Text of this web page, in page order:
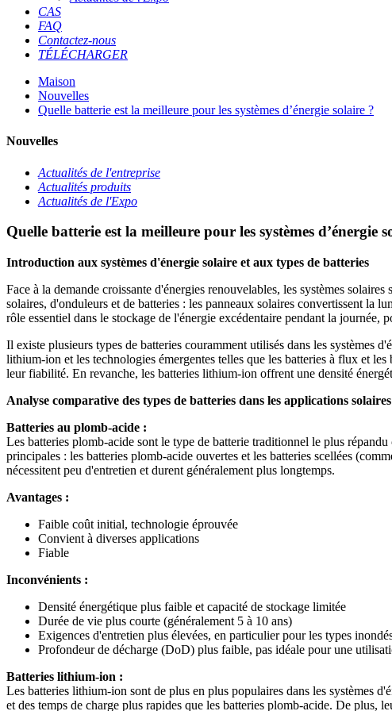
CAS
FAQ
Contactez-nous
TÉLÉCHARGER
Maison
Nouvelles
Quelle batterie est la meilleure pour les systèmes d’énergie solaire ?
Nouvelles
Actualités de l'entreprise
Actualités produits
Actualités de l'Expo
Quelle batterie est la meilleure pour les systèmes d’énergie
Introduction aux systèmes d'énergie solaire et aux types de batteries
Face à la demande croissante d'énergies renouvelables, les systèmes
solaires, d'onduleurs et de batteries : les panneaux solaires convertissent la
rôle essentiel dans le stockage de l'énergie excédentaire pendant la journée,
Il existe plusieurs types de batteries couramment utilisés dans les systèmes
lithium-ion et les technologies émergentes telles que les batteries à flux et
leur fiabilité. En revanche, les batteries lithium-ion offrent une densité
Analyse comparative des types de batteries dans les applications solaires
Batteries au plomb-acide :
Les batteries plomb-acide sont le type de batterie traditionnel le plus
principales : les batteries plomb-acide ouvertes et les batteries scellées
nécessitent peu d'entretien et durent généralement plus longtemps.
Avantages :
Faible coût initial, technologie éprouvée
Convient à diverses applications
Fiable
Inconvénients :
Densité énergétique plus faible et capacité de stockage limitée
Durée de vie plus courte (généralement 5 à 10 ans)
Exigences d'entretien plus élevées, en particulier pour les types
Profondeur de décharge (DoD) plus faible, pas idéale pour une
Batteries lithium-ion :
Les batteries lithium-ion sont de plus en plus populaires dans les systèmes
et des temps de charge plus rapides que les batteries plomb-acide. De plus,